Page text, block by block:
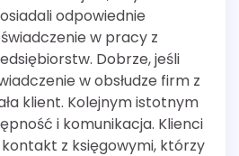
odpowiednie
w pracy z
Dobrze, jeśli
w obsłudze firm z
klient. Kolejnym istotnym
i komunikacja. Klienci
z księgowymi, którzy